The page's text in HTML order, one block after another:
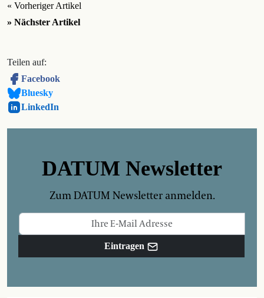
« Vorheriger Artikel
» Nächster Artikel
Teilen auf:
Facebook
Bluesky
LinkedIn
DATUM Newsletter
Zum DATUM Newsletter anmelden.
Eintragen